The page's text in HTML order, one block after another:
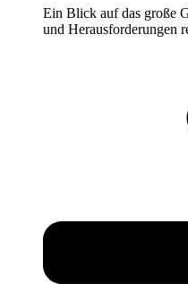
Ein Blick auf das große
und Herausforderungen